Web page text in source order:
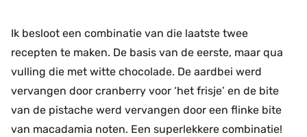
Ik besloot een combinatie van die laatste twee
recepten te maken. De basis van de eerste, maar qua
vulling die met witte chocolade. De aardbei werd
vervangen door cranberry voor ‘het frisje’ en de bite
van de pistache werd vervangen door een flinke bite
van macadamia noten. Een superlekkere combinatie!